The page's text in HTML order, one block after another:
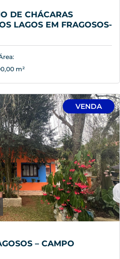
DE CHÁCARAS
LAGOS EM FRAGOSOS-
m²
VENDA
– CAMPO